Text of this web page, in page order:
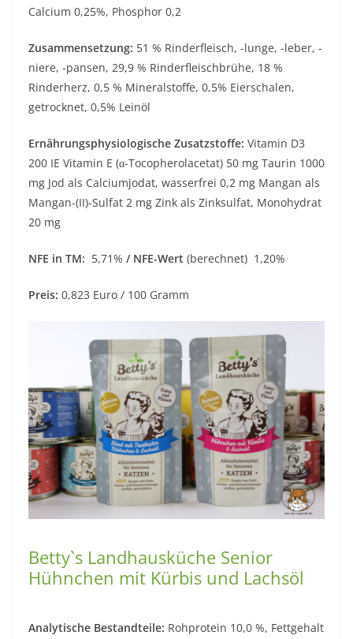
Calcium 0,25%, Phosphor 0,2
Zusammensetzung: 51 % Rinderfleisch, -lunge, -leber, -
niere, -pansen, 29,9 % Rinderfleischbrühe, 18 %
Rinderherz, 0,5 % Mineralstoffe, 0,5% Eierschalen,
getrocknet, 0,5% Leinöl
Ernährungsphysiologische Zusatzstoffe: Vitamin D3
200 IE Vitamin E (α-Tocopherolacetat) 50 mg Taurin 1000
mg Jod als Calciumjodat, wasserfrei 0,2 mg Mangan als
Mangan-(II)-Sulfat 2 mg Zink als Zinksulfat, Monohydrat
20 mg
NFE in TM: 5,71% / NFE-Wert (berechnet) 1,20%
Preis: 0,823 Euro / 100 Gramm
Betty`s Landhausküche Senior
Hühnchen mit Kürbis und Lachsöl
Analytische Bestandteile: Rohprotein 10,0 %, Fettgehalt